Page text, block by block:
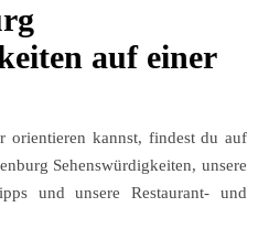
auf einer
orientieren kannst, findest du auf
Sehenswürdigkeiten, unsere
und unsere Restaurant- und